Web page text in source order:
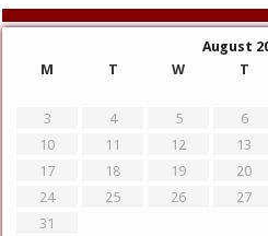
August
M
T W T
3
4 5 6
10
11 12 13
17
18 19 20
24
25 26 27
31